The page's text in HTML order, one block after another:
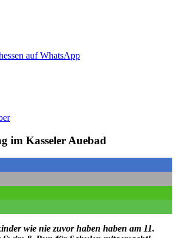
auf WhatsApp
im Kasseler Auebad
wie nie zuvor haben haben am 11.